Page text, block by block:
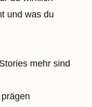
und was du
mehr sind